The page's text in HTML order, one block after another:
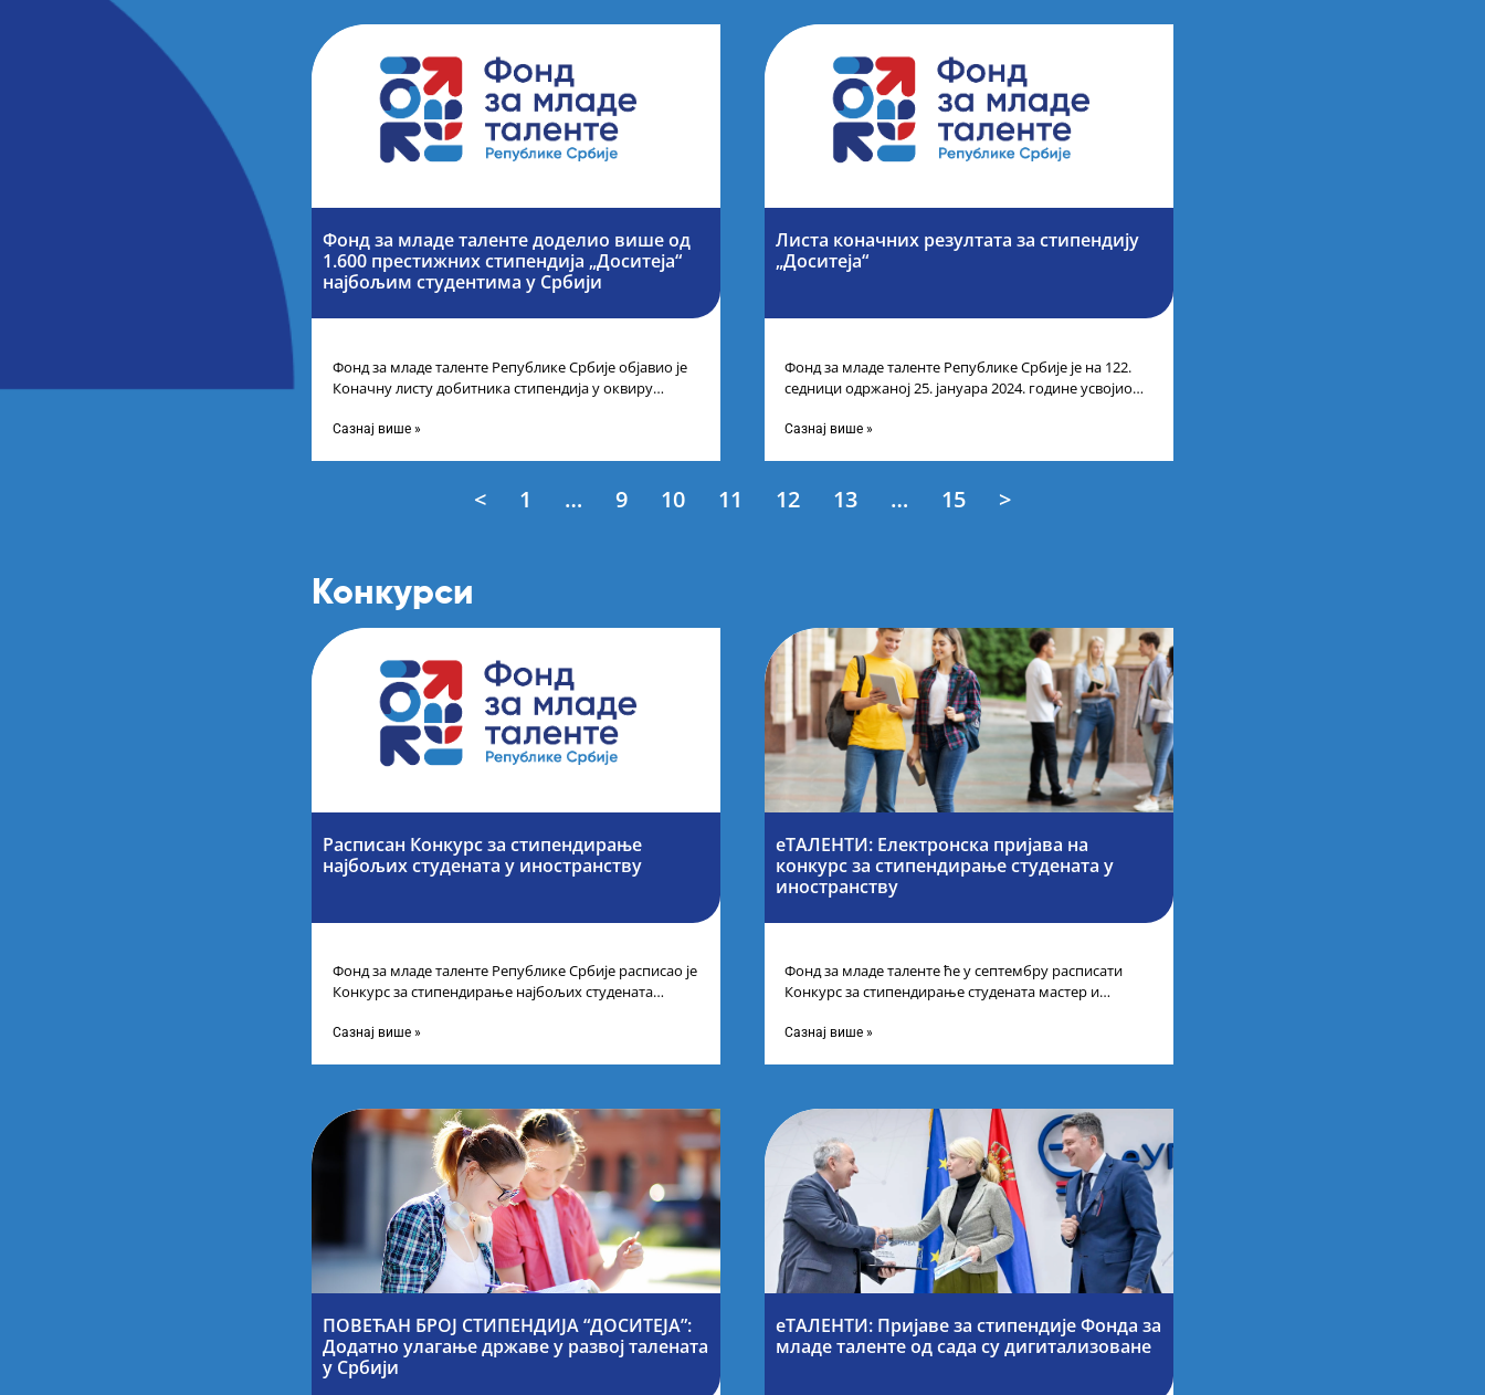
Фонд за младе таленте доделио више од
1.600 престижних стипендија „Доситеја“
најбољим студентима у Србији
Фонд за младе таленте Републике Србије објавио је
Коначну листу добитника стипендија у оквиру
завршне
Сазнај више »
Листа коначних резултата за стипендију
„Доситеја“
Фонд за младе таленте Републике Србије је на 122.
седници одржаној 25. јануара 2024. године усвојио
Сазнај више »
< 1 … 9 10 11 12 13 … 15 >
Конкурси
Расписан Конкурс за стипендирање
најбољих студената у иностранству
Фонд за младе таленте Републике Србије расписао је
Конкурс за стипендирање најбољих студената
Сазнај више »
еТАЛЕНТИ: Електронска пријава на
конкурс за стипендирање студената у
иностранству
Фонд за младе таленте ће у септембру расписати
Конкурс за стипендирање студената мастер и
Сазнај више »
ПОВЕЋАН БРОЈ СТИПЕНДИЈА “ДОСИТЕЈА”:
Додатно улагање државе у развој талената
у Србији
еТАЛЕНТИ: Пријаве за стипендије Фонда за
младе таленте од сада су дигитализоване